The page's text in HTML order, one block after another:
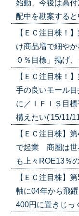
始動、今後は高
配中を勘案する
【ＥＣ注目株！
け商品増で細や
０％目標」掲げ
【ＥＣ注目株！
手の良いモール
に／ＩＦＩＳ目
構えたい('15/11/
【ＥＣ注目株】
で起業 商圏は世
も上々ROE13％
【ＥＣ注目株】
軸に04年から飛
400円に置きじっ